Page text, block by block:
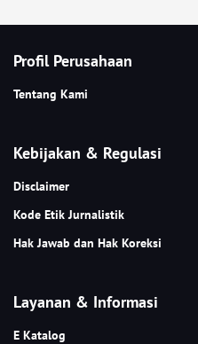
Profil Perusahaan
Tentang Kami
Kebijakan & Regulasi
Disclaimer
Kode Etik Jurnalistik
Hak Jawab dan Hak Koreksi
Layanan & Informasi
E Katalog